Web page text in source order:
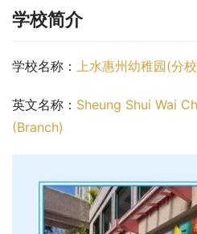
学校简介
学校名称： 上水惠州幼稚园(分
英文名称： Sheung Shui Wai
(Branch)